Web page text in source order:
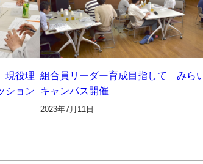
現役理
ション
組合員リーダー育成目指して みら
キャンパス開催
2023年7月11日